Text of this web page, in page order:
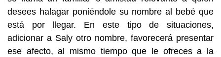
desees halagar poniéndole su nombre al bebé que
está por llegar. En este tipo de situaciones,
adicionar a Saly otro nombre, favorecerá presentar
ese afecto, al mismo tiempo que le ofreces a la